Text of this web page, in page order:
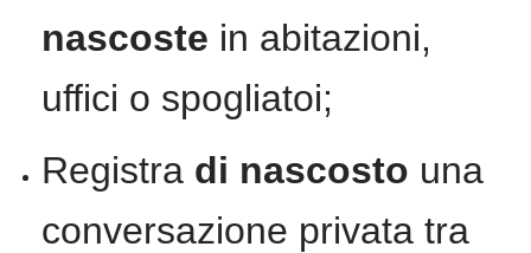
nascoste in abitazioni,
uffici o spogliatoi;
Registra di nascosto una
conversazione privata tra